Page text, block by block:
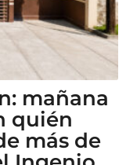
mañana
quién
más de